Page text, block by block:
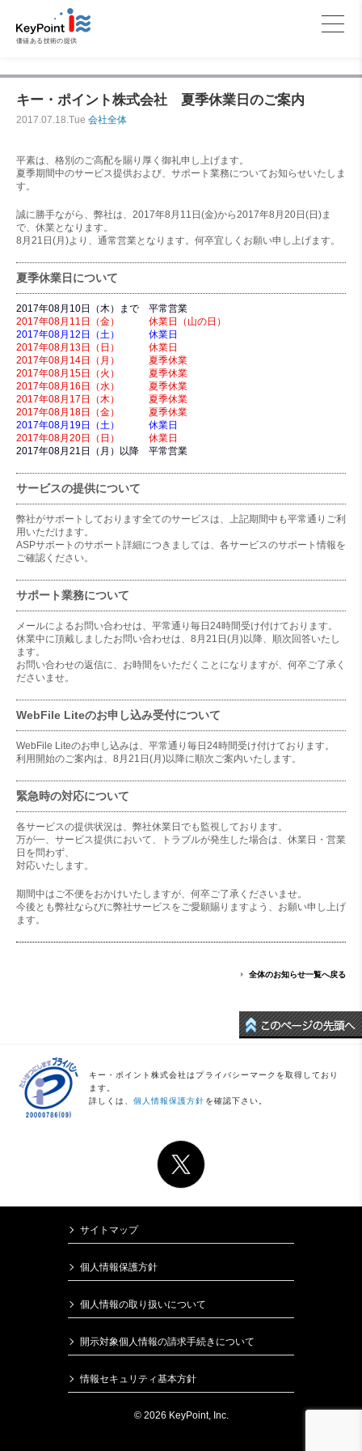
価値ある技術の提供
キー・ポイント株式会社 夏季休業日のご案内
2017.07.18.Tue 会社全体
平素は、格別のご高配を賜り厚く御礼申し上げます。
夏季期間中のサービス提供および、サポート業務についてお知らせいたしま
す。
誠に勝手ながら、弊社は、2017年8月11日(金)から2017年8月20日(日)ま
で、休業となります。
8月21日(月)より、通常営業となります。何卒宜しくお願い申し上げます。
夏季休業日について
2017年08月10日（木）まで 平常営業
2017年08月11日（金） 休業日（山の日）
2017年08月12日（土） 休業日
2017年08月13日（日） 休業日
2017年08月14日（月） 夏季休業
2017年08月15日（火） 夏季休業
2017年08月16日（水） 夏季休業
2017年08月17日（木） 夏季休業
2017年08月18日（金） 夏季休業
2017年08月19日（土） 休業日
2017年08月20日（日） 休業日
2017年08月21日（月）以降 平常営業
サービスの提供について
弊社がサポートしております全てのサービスは、上記期間中も平常通りご利
用いただけます。
ASPサポートのサポート詳細につきましては、各サービスのサポート情報を
ご確認ください。
サポート業務について
メールによるお問い合わせは、平常通り毎日24時間受け付けております。
休業中に頂戴しましたお問い合わせは、8月21日(月)以降、順次回答いたし
ます。
お問い合わせの返信に、お時間をいただくことになりますが、何卒ご了承く
ださいませ。
WebFile Liteのお申し込み受付について
WebFile Liteのお申し込みは、平常通り毎日24時間受け付けております。
利用開始のご案内は、8月21日(月)以降に順次ご案内いたします。
緊急時の対応について
各サービスの提供状況は、弊社休業日でも監視しております。
万が一、サービス提供において、トラブルが発生した場合は、休業日・営業
日を問わず、
対応いたします。
期間中はご不便をおかけいたしますが、何卒ご了承くださいませ。
今後とも弊社ならびに弊社サービスをご愛願賜りますよう、お願い申し上げ
ます。
全体のお知らせ一覧へ戻る
キー・ポイント株式会社はプライバシーマークを取得しており
ます。
詳しくは、個人情報保護方針 を確認下さい。
サイトマップ
個人情報保護方針
個人情報の取り扱いについて
開示対象個人情報の請求手続きについて
情報セキュリティ基本方針
© 2026 KeyPoint, Inc.